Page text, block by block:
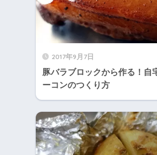
2017年9月7日
豚バラブロックから作る！自
ーコンのつくり方